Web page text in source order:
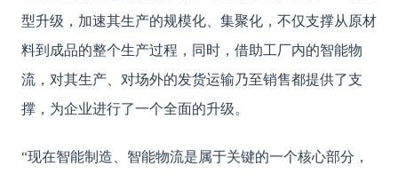
型升级，加速其生产的规模化、集聚化，不仅支撑从原材
料到成品的整个生产过程，同时，借助工厂内的智能物
流，对其生产、对场外的发货运输乃至销售都提供了支
撑，为企业进行了一个全面的升级。
“现在智能制造、智能物流是属于关键的一个核心部分，